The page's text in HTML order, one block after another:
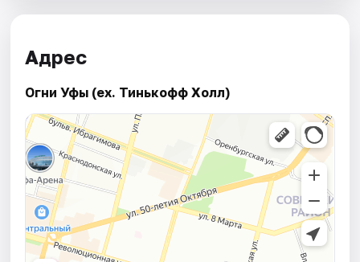
Адрес
Огни Уфы (ex. Тинькофф Холл)